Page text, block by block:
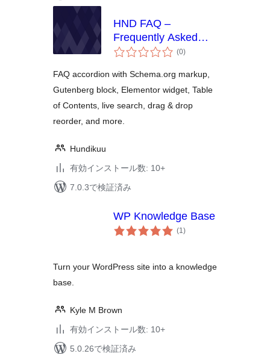
HND FAQ –
Frequently Asked
Questions
(0個
の)
FAQ accordion with Schema.org markup,
Gutenberg block, Elementor widget, Table
of Contents, live search, drag & drop
reorder, and more.
Hundikuu
有効インストール数: 10+
7.0.3で検証済み
WP Knowledge Base
(1個
の)
Turn your WordPress site into a knowledge
base.
Kyle M Brown
有効インストール数: 10+
5.0.26で検証済み